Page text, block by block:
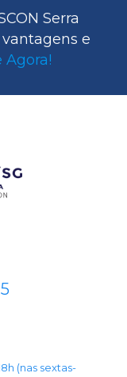
Serra
e
Agora!
(nas sextas-